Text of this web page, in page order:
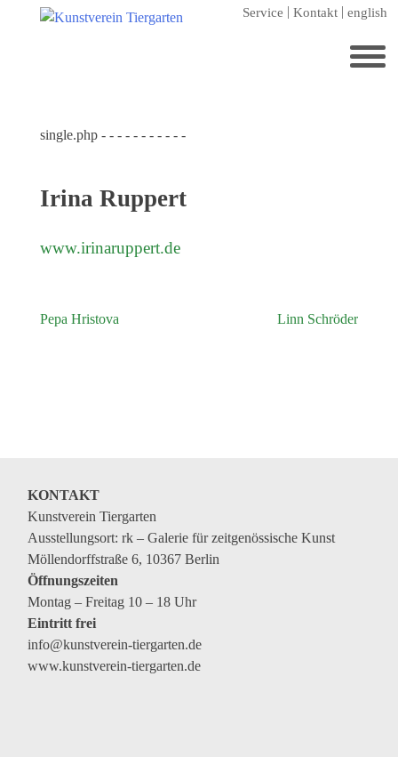
Service Kontakt english
Startseite
Förderer
Jahresgaben
Vermittlung
aktuelle Projekte
Anfrage
Archiv
Archivübersicht
Ausstellungen
single.php - - - - - - - - - - -
Irina Ruppert
www.irinaruppert.de
Beitragsnavigation
Pepa Hristova Linn Schröder
KONTAKT
Kunstverein Tiergarten
Ausstellungsort: rk – Galerie für zeitgenössische Kunst
Möllendorffstraße 6, 10367 Berlin
Öffnungszeiten
Montag – Freitag 10 – 18 Uhr
Eintritt frei
info@kunstverein-tiergarten.de
www.kunstverein-tiergarten.de